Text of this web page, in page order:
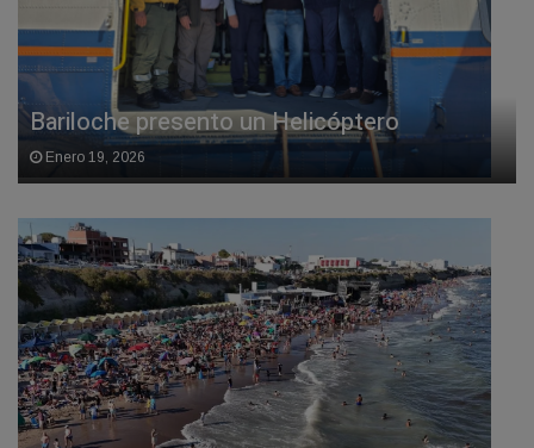
Bariloche presento un Helicóptero
Enero 19, 2026